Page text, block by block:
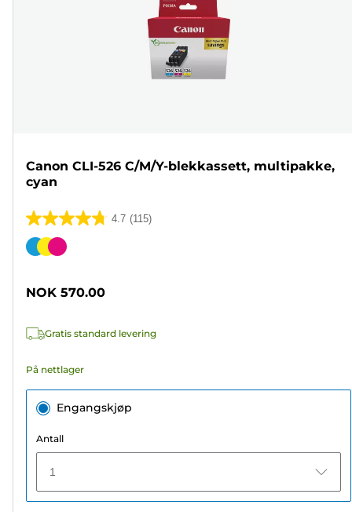
Canon CLI-526 C/M/Y-blekkassett, multipakke,
cyan
4.7 (115)
4.7
av
115
Fargekassett
NOK 570.00
Gratis standard levering
På nettlager
Engangskjøp
Antall
1